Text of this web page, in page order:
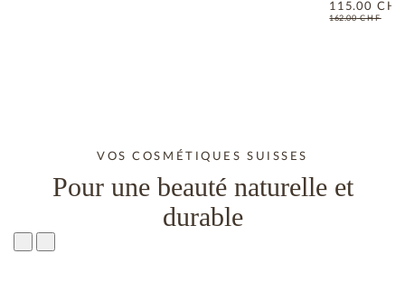
115.00
162.00CHF
VOS COSMÉTIQUES SUISSES
Pour une beauté naturelle et
durable